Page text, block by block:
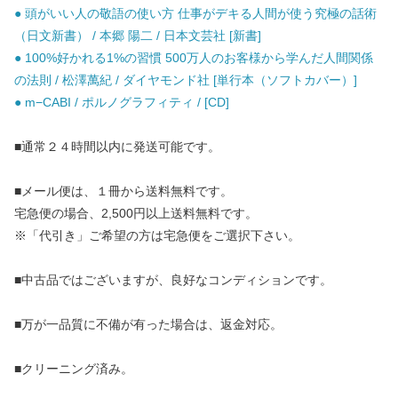
● 頭がいい人の敬語の使い方 仕事がデキる人間が使う究極の話術
（日文新書） / 本郷 陽二 / 日本文芸社 [新書]
● 100%好かれる1%の習慣 500万人のお客様から学んだ人間関係
の法則 / 松澤萬紀 / ダイヤモンド社 [単行本（ソフトカバー）]
● m−CABI / ポルノグラフィティ / [CD]
■通常２４時間以内に発送可能です。
■メール便は、１冊から送料無料です。
宅急便の場合、2,500円以上送料無料です。
※「代引き」ご希望の方は宅急便をご選択下さい。
■中古品ではございますが、良好なコンディションです。
■万が一品質に不備が有った場合は、返金対応。
■クリーニング済み。